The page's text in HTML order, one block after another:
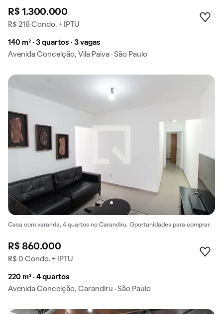
R$ 1.300.000
R$ 218 Condo. + IPTU
140 m² · 3 quartos · 3 vagas
Avenida Conceição, Vila Paiva · São Paulo
Casa com varanda, 4 quartos no Carandiru. Oportunidades para comprar.
R$ 860.000
R$ 0 Condo. + IPTU
220 m² · 4 quartos
Avenida Conceição, Carandiru · São Paulo